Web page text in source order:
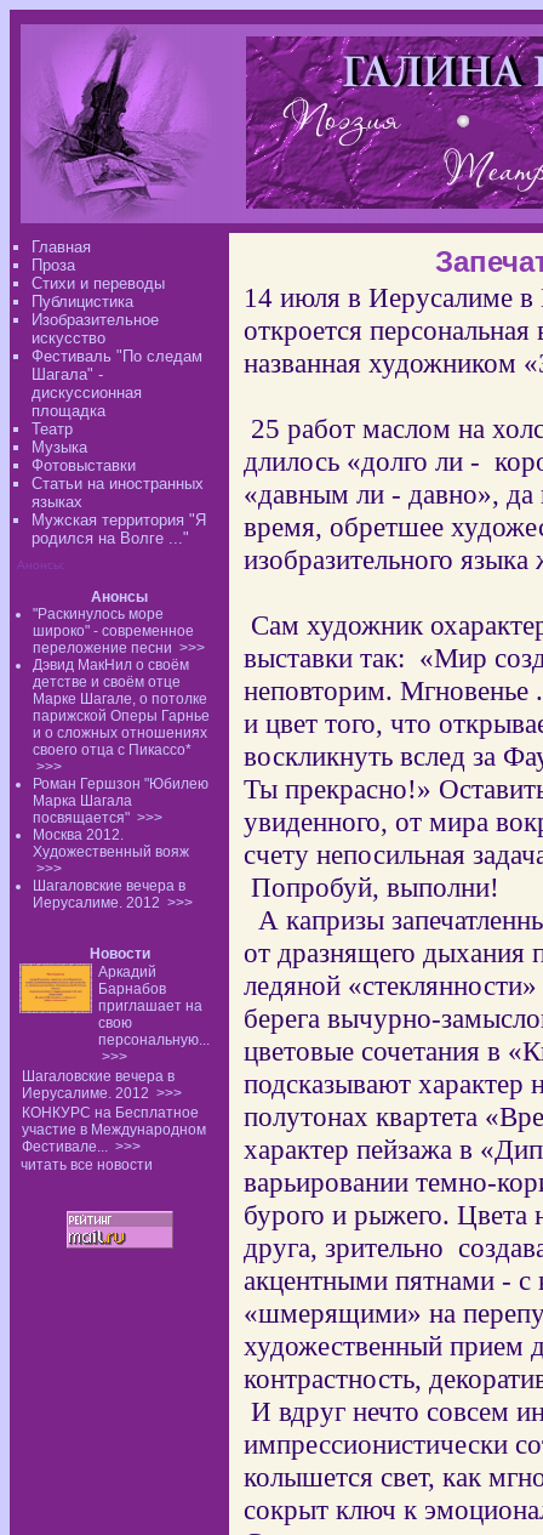
Главная
Проза
Стихи и переводы
Публицистика
Изобразительное
искусство
Фестиваль "По следам
Шагала" -
дискуссионная
площадка
Театр
Музыка
Фотовыставки
Статьи на иностранных
языках
Мужская территория "Я
родился на Волге ..."
Анонсы:
Анонсы
"Раскинулось море
широко" - современное
переложение песни >>>
Дэвид МакНил о своём
детстве и своём отце
Марке Шагале, о потолке
парижской Оперы Гарнье
и о сложных отношениях
своего отца с Пикассо*
>>>
Роман Гершзон "Юбилею
Марка Шагала
посвящается" >>>
Москва 2012.
Художественный вояж
>>>
Шагаловские вечера в
Иерусалиме. 2012 >>>
Новости
Аркадий
Барнабов
приглашает на
свою
персональную...
>>>
Шагаловские вечера в
Иерусалиме. 2012 >>>
КОНКУРС на Бесплатное
участие в Международном
Фестивале... >>>
читать все новости
14 июля в Иерусалиме
откроется
названная художником
25 работ маслом на
длилось «долго ли -
«давным ли - давно», да
время, обретшее
изобразительного
Сам художник
выставки так: «Мир
неповторим. Мгновенье
и цвет того, что
воскликнуть вслед за
Ты прекрасно!»
увиденного, от мира
счету непосильная
Попробуй, выполни!
А капризы
от дразнящего
ледяной
берега вычурно-
цветовые сочетания в
подсказывают характер
полутонах квартета
характер пейзажа в
варьировании темно-
бурого и рыжего. Цвета
друга, зрительно
акцентными пятнами - с
«шмерящими» на
художественный прием
контрастность,
И вдруг нечто совсем
импрессионистически
колышется свет, как
сокрыт ключ к